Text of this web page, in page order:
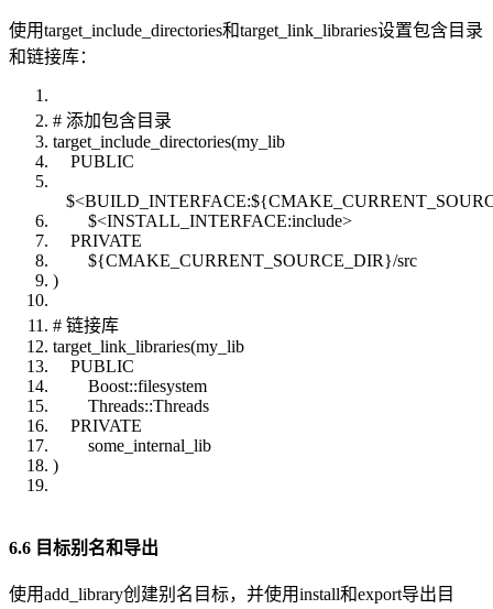
使用target_include_directories和target_link_libraries设置包含目录
和链接库：
# 添加包含目录
target_include_directories(my_lib
PUBLIC
$<INSTALL_INTERFACE:include>
PRIVATE
${CMAKE_CURRENT_SOURCE_DIR}/src
)
# 链接库
target_link_libraries(my_lib
PUBLIC
Boost::filesystem
Threads::Threads
PRIVATE
some_internal_lib
)
6.6 目标别名和导出
使用add_library创建别名目标，并使用install和export导出目